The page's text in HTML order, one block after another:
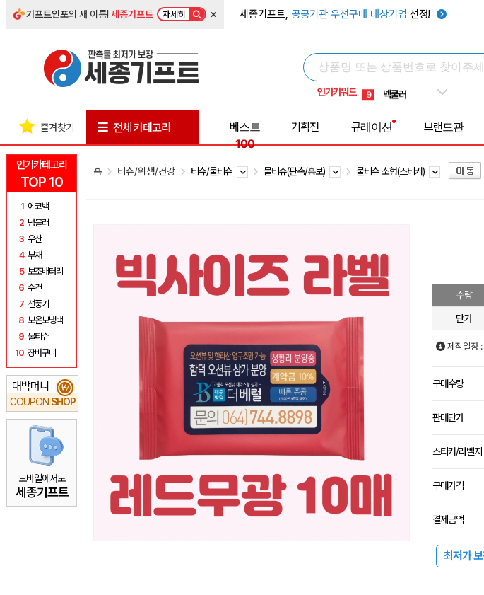
기프트인포의 새 이름!세종기프트 자세히 × 세종기프트, 공공기관 우선구매 대상기업 선정!
인기키워드
5 키캡
8 쿨토시
9 넥쿨러
1 선풍기
인기카테고리
TOP 10
1 에코백
2 텀블러
3 우산
4 부채
5 보조배터리
6 수건
7 선풍기
8 보온보냉백
9 물티슈
10 장바구니
대박머니
COUPON SHOP
₩
모바일에서도
세종기프트
즐겨찾기 전체 카테고리
베스트
100
기획전 큐레이션 브랜드관
홈 티슈/위생/건강 티슈/물티슈 물티슈(판촉/홍보) 물티슈 소형(스티커)
수량
단가
제작일정
구매수량
판매단가
스티커/라벨지
구매가격
결제금액
최저가